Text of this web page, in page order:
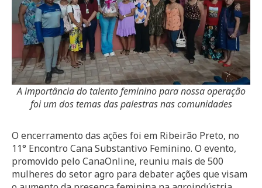
A importância do talento feminino para nossa operação
foi um dos temas das palestras nas comunidades
O encerramento das ações foi em Ribeirão Preto, no
11° Encontro Cana Substantivo Feminino. O evento,
promovido pelo CanaOnline, reuniu mais de 500
mulheres do setor agro para debater ações que visam